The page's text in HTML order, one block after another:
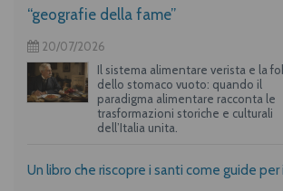
“geografie della fame”
20/07/2026
Il sistema alimentare verista e la
dello stomaco vuoto: quando il
paradigma alimentare racconta le
trasformazioni storiche e culturali
dell’Italia unita.
Un libro che riscopre i santi come guide per